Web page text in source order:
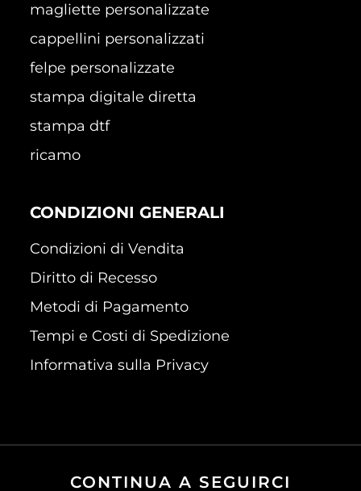
magliette personalizzate
cappellini personalizzati
felpe personalizzate
stampa digitale diretta
stampa dtf
ricamo
CONDIZIONI GENERALI
Condizioni di Vendita
Diritto di Recesso
Metodi di Pagamento
Tempi e Costi di Spedizione
Informativa sulla Privacy
CONTINUA A SEGUIRCI